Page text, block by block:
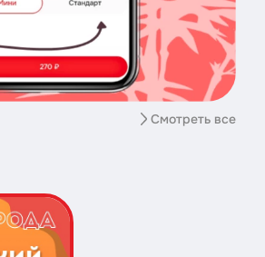
Смотреть все